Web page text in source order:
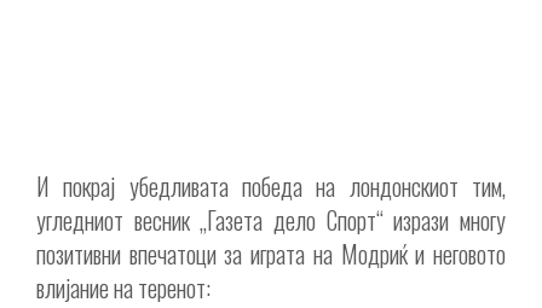
И покрај убедливата победа на лондонскиот тим,
угледниот весник „Газета дело Спорт“ изрази многу
позитивни впечатоци за играта на Модриќ и неговото
влијание на теренот: